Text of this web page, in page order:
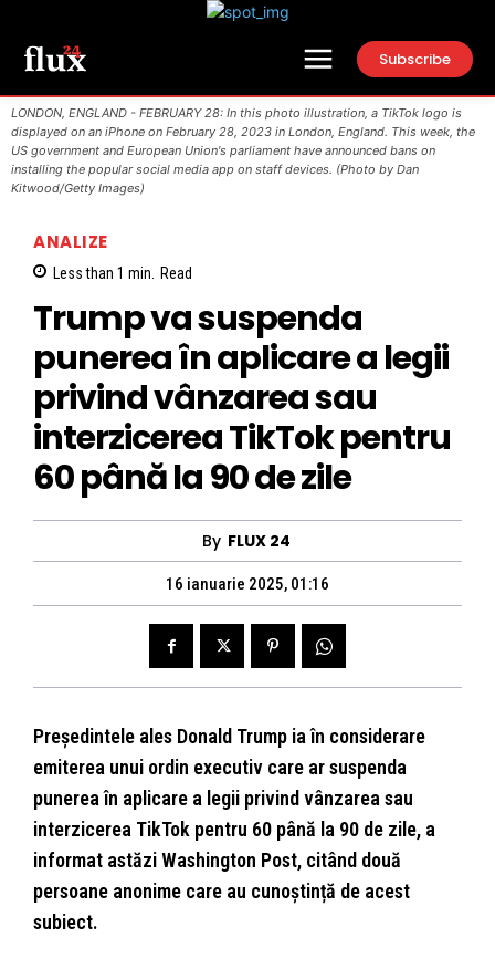
Subscribe
LONDON, ENGLAND - FEBRUARY 28: In this photo illustration, a TikTok logo is
displayed on an iPhone on February 28, 2023 in London, England. This week, the
US government and European Union's parliament have announced bans on
installing the popular social media app on staff devices. (Photo by Dan
Kitwood/Getty Images)
ANALIZE
Less than 1 min. Read
Trump va suspenda
punerea în aplicare a legii
privind vânzarea sau
interzicerea TikTok pentru
60 până la 90 de zile
By FLUX 24
16 ianuarie 2025, 01:16
Președintele ales Donald Trump ia în considerare
emiterea unui ordin executiv care ar suspenda
punerea în aplicare a legii privind vânzarea sau
interzicerea TikTok pentru 60 până la 90 de zile, a
informat astăzi Washington Post, citând două
persoane anonime care au cunoștință de acest
subiect.